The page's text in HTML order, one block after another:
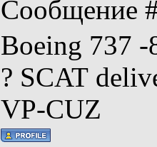
Сообщение
Boeing 737
? SCAT
VP-CUZ